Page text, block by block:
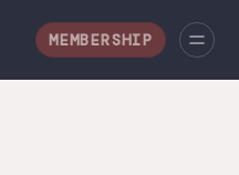
MEMBERSHIP